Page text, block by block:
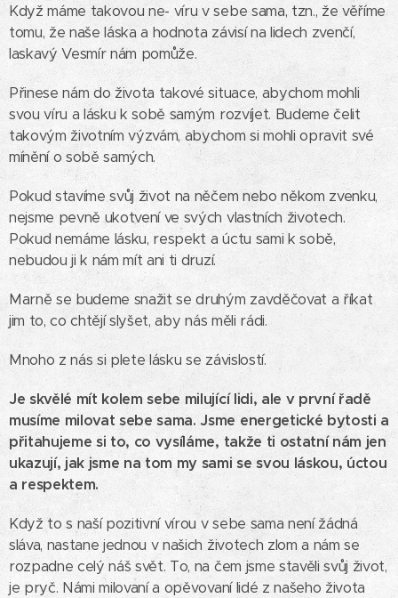
Když máme takovou ne- víru v sebe sama, tzn., že věříme
tomu, že naše láska a hodnota závisí na lidech zvenčí,
laskavý Vesmír nám pomůže.
Přinese nám do života takové situace, abychom mohli
svou víru a lásku k sobě samým rozvíjet. Budeme čelit
takovým životním výzvám, abychom si mohli opravit své
mínění o sobě samých.
Pokud stavíme svůj život na něčem nebo někom zvenku,
nejsme pevně ukotvení ve svých vlastních životech.
Pokud nemáme lásku, respekt a úctu sami k sobě,
nebudou ji k nám mít ani ti druzí.
Marně se budeme snažit se druhým zavděčovat a říkat
jim to, co chtějí slyšet, aby nás měli rádi.
Mnoho z nás si plete lásku se závislostí.
Je skvělé mít kolem sebe milující lidi, ale v první řadě
musíme milovat sebe sama. Jsme energetické bytosti a
přitahujeme si to, co vysíláme, takže ti ostatní nám jen
ukazují, jak jsme na tom my sami se svou láskou, úctou
a respektem.
Když to s naší pozitivní vírou v sebe sama není žádná
sláva, nastane jednou v našich životech zlom a nám se
rozpadne celý náš svět. To, na čem jsme stavěli svůj život,
je pryč. Námi milovaní a opěvovaní lidé z našeho života